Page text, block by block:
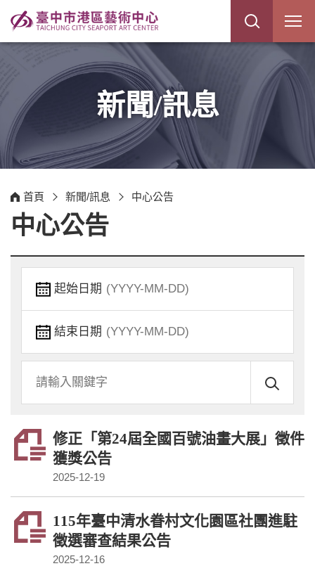
網
站
新聞/訊息
首頁 新聞/訊息 中心公告
中心公告
起始日期
結束日期
關
修正「第24屆全國百號油畫大展」徵件
獲獎公告
2025-12-19
115年臺中清水眷村文化園區社團進駐
徵選審查結果公告
2025-12-16